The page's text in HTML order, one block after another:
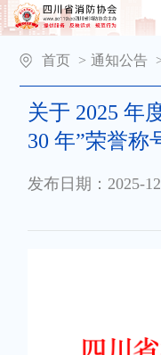
首页 > 通知公告
关于 2025 年
30 年”荣誉称
发布日期：2025-